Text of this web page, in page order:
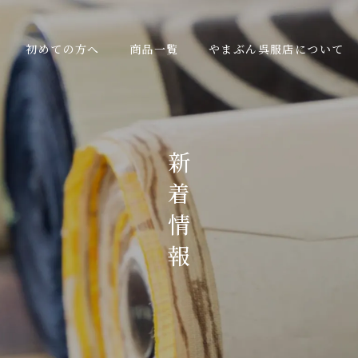
初めての方へ 商品一覧 やまぶん呉服店について
新
着
情
報